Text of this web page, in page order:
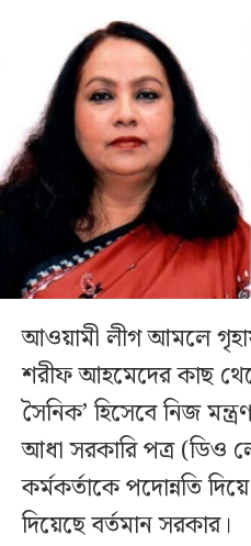
আওয়ামী লীগ আমলে
শরীফ আহমেদের কাছ
সৈনিক’ হিসেবে নিজ
আধা সরকারি পত্র (ডিও
কর্মকর্তাকে পদোন্নতি
দিয়েছে বর্তমান সরকার।